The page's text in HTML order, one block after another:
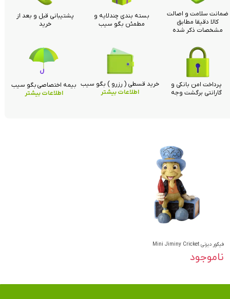
فیگور دیزنی Mini Jiminy Cricket
ناموجود
ضمانت سلامت و اصالت
کالا دقیقا مطابق
مشخصات ذکر شده
بسته بندی چندلایه و
مطمئن بگو سیب
پشتیبانی قبل و بعد از
خرید
خرید قسطی ( رزرو ) بگو سیب
اطلاعات بیشتر
پرداخت امن بانکی و
گارانتی برگشت وجه
بیمه اختصاصی بگو سیب
اطلاعات بیشتر